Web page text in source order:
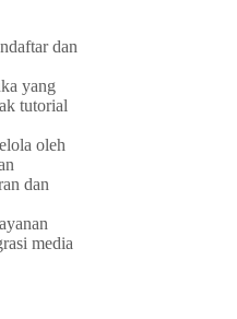
dan
yang
tutorial
oleh
dan
media